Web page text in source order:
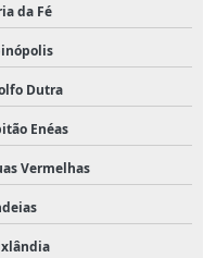
da Fé
Dutra
Enéas
Vermelhas